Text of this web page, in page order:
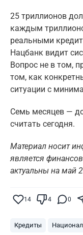
25 триллионов
каждым
реальными
Нацбанк видит
Вопрос не в том,
том, как
ситуации с
Семь месяцев —
считать сегодня.
Материал носит
является
актуальны на май
14 4 0
Кредиты